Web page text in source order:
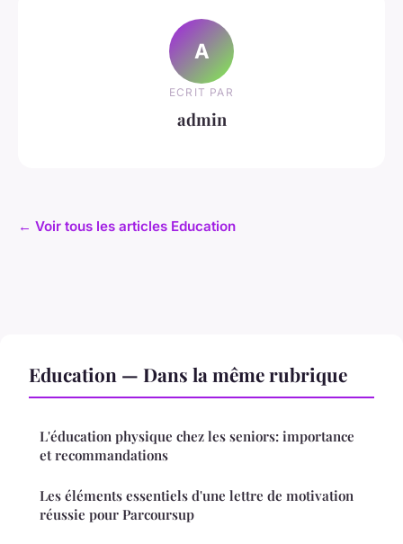
A
ECRIT PAR
admin
← Voir tous les articles Education
Education — Dans la même rubrique
L'éducation physique chez les seniors: importance
et recommandations
Les éléments essentiels d'une lettre de motivation
réussie pour Parcoursup